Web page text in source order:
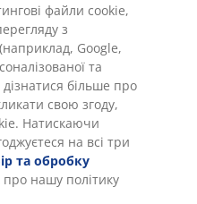
файли cookie,
з
Google,
та
більше про
свою згоду,
Натискаючи
на всі три
та обробку
про нашу політику